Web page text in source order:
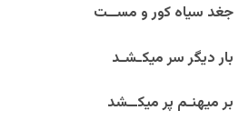
جغد سیاه کور و مســت
بار دیگر سر میکـشـد
بر میهنـم پر میکــشد